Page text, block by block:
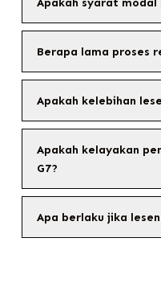
Berapa lama proses
Apakah kelebihan
Apakah kelayakan
G7?
Apa berlaku jika